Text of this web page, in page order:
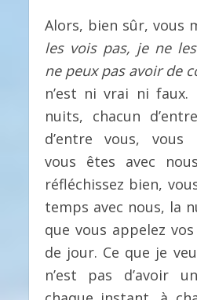
Alors, bien sûr, vous
les vois pas, je ne
ne peux pas avoir de
n’est ni vrai ni faux.
nuits, chacun
d’entre vous, vous
vous êtes avec
réfléchissez bien,
temps avec nous, la
que vous appelez
de jour. Ce que je
n’est pas d’avoir